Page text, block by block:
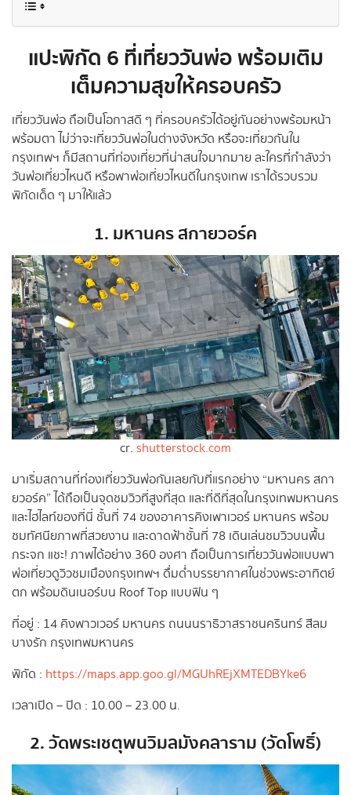
แปะพิกัด 6 ที่เที่ยววันพ่อพร้อมเติม
เต็มความสุขให้ครอบครัว
เที่ยววันพ่อ ถือเป็นโอกาสดี ๆ ที่ครอบครัวได้อยู่กันอย่างพร้อมหน้า
พร้อมตา ไม่ว่าจะเที่ยววันพ่อในต่างจังหวัด หรือจะเที่ยวกันใน
กรุงเทพฯ ก็มีสถานที่ท่องเที่ยวที่น่าสนใจมากมาย ละใครที่กำลังว่า
วันพ่อเที่ยวไหนดี หรือพาพ่อเที่ยวไหนดีในกรุงเทพ เราได้รวบรวม
พิกัดเด็ด ๆ มาให้แล้ว
1. มหานคร สกายวอร์ค
cr. shutterstock.com
มาเริ่มสถานที่ท่องเที่ยววันพ่อกันเลยกับที่แรกอย่าง “มหานคร สกา
ยวอร์ค” ได้ถือเป็นจุดชมวิวที่สูงที่สุด และที่ดีที่สุดในกรุงเทพมหานคร
และไฮไลท์ของที่นี่ ชั้นที่ 74 ของอาคารคิงเพาเวอร์ มหานคร พร้อม
ชมทัศนียภาพที่สวยงาน และดาดฟ้าชั้นที่ 78 เดินเล่นชมวิวบนพื้น
กระจก แชะ! ภาพได้อย่าง 360 องศา ถือเป็นการเที่ยววันพ่อแบบพา
พ่อเที่ยวดูวิวชมเมืองกรุงเทพฯ ดื่มด่ำบรรยากาศในช่วงพระอาทิตย์
ตก พร้อมดินเนอร์บน Roof Top แบบฟิน ๆ
ที่อยู่ : 14 คิงพาวเวอร์ มหานคร ถนนนราธิวาสราชนครินทร์ สีลม
บางรัก กรุงเทพมหานคร
พิกัด : https://maps.app.goo.gl/MGUhREjXMTEDBYke6
เวลาเปิด – ปิด : 10.00 – 23.00 น.
2. วัดพระเชตุพนวิมลมังคลาราม (วัดโพธิ์)